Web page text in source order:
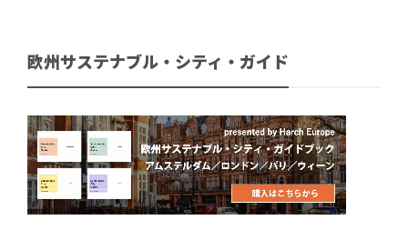
欧州サステナブル・シティ・ガイド